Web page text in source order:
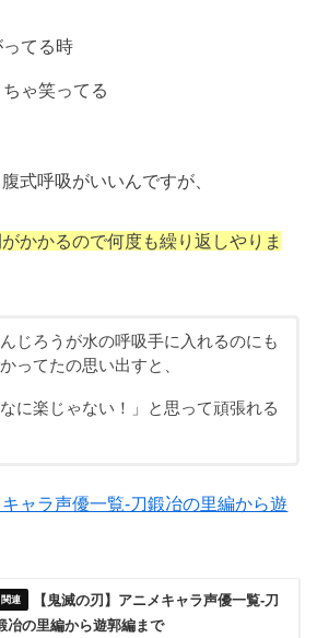
てる時
ゃ笑ってる
式呼吸がいいんですが、
かかるので何度も繰り返しやりま
じろうが水の呼吸手に入れるのにも
ってたの思い出すと、
なに楽じゃない！」と思って頑張れる
キャラ声優一覧-刀鍛冶の里編から遊
【鬼滅の刃】アニメキャラ声優一覧-刀
冶の里編から遊郭編まで